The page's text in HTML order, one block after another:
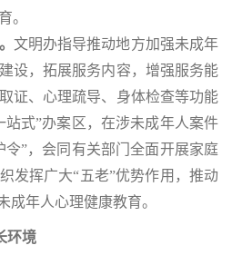
。
文明办指导推动地方加强未成年
设，拓展服务内容，增强服务能
证、心理疏导、身体检查等功能
站式”办案区，在涉未成年人案件
令”，会同有关部门全面开展家庭
发挥广大“五老”优势作用，推动
成年人心理健康教育。
环境